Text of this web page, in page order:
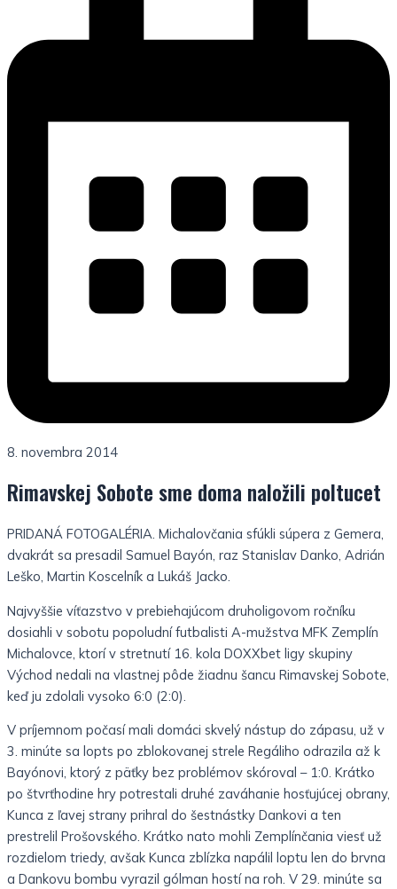
8. novembra 2014
Rimavskej Sobote sme doma naložili poltucet
PRIDANÁ FOTOGALÉRIA. Michalovčania sfúkli súpera z Gemera,
dvakrát sa presadil Samuel Bayón, raz Stanislav Danko, Adrián
Leško, Martin Koscelník a Lukáš Jacko.
Najvyššie víťazstvo v prebiehajúcom druholigovom ročníku
dosiahli v sobotu popoludní futbalisti A-mužstva MFK Zemplín
Michalovce, ktorí v stretnutí 16. kola DOXXbet ligy skupiny
Východ nedali na vlastnej pôde žiadnu šancu Rimavskej Sobote,
keď ju zdolali vysoko 6:0 (2:0).
V príjemnom počasí mali domáci skvelý nástup do zápasu, už v
3. minúte sa lopts po zblokovanej strele Regáliho odrazila až k
Bayónovi, ktorý z päťky bez problémov skóroval – 1:0. Krátko
po štvrťhodine hry potrestali druhé zaváhanie hosťujúcej obrany,
Kunca z ľavej strany prihral do šestnástky Dankovi a ten
prestrelil Prošovského. Krátko nato mohli Zemplínčania viesť už
rozdielom triedy, avšak Kunca zblízka napálil loptu len do brvna
a Dankovu bombu vyrazil gólman hostí na roh. V 29. minúte sa